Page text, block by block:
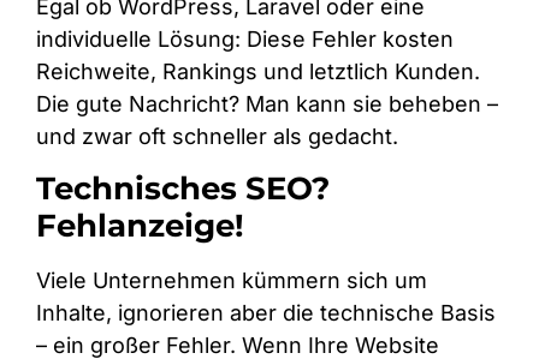
Egal ob WordPress, Laravel oder eine
individuelle Lösung: Diese Fehler kosten
Reichweite, Rankings und letztlich Kunden.
Die gute Nachricht? Man kann sie beheben –
und zwar oft schneller als gedacht.
Technisches SEO?
Fehlanzeige!
Viele Unternehmen kümmern sich um
Inhalte, ignorieren aber die technische Basis
– ein großer Fehler. Wenn Ihre Website